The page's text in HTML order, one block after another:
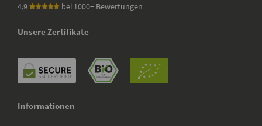
4,9
bei 1000+ Bewertungen
Unsere Zertifikate
Informationen